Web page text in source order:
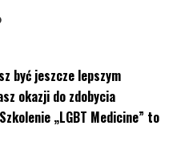
ARTYKUŁ NA FACEBOOK. STRONA
ARTYKUŁ NA TWITTER.
ARTYKUŁ NA LINKEDIN.
być jeszcze lepszym
okazji do zdobycia
„LGBT Medicine” to